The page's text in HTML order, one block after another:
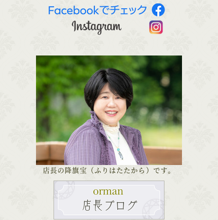
店長の降旗宝（ふりはたたから）です。